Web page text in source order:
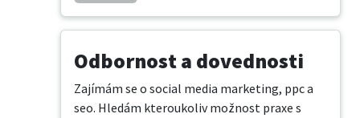
Odbornost a dovednosti
Zajímám se o social media marketing, ppc a
seo. Hledám kteroukoliv možnost praxe s